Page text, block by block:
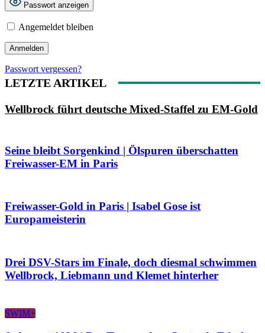
Passwort anzeigen
Angemeldet bleiben
Passwort vergessen?
LETZTE ARTIKEL
Wellbrock führt deutsche Mixed-Staffel zu EM-Gold
Seine bleibt Sorgenkind | Ölspuren überschatten
Freiwasser-EM in Paris
Freiwasser-Gold in Paris | Isabel Gose ist
Europameisterin
Drei DSV-Stars im Finale, doch diesmal schwimmen
Wellbrock, Liebmann und Klemet hinterher
SWIM+